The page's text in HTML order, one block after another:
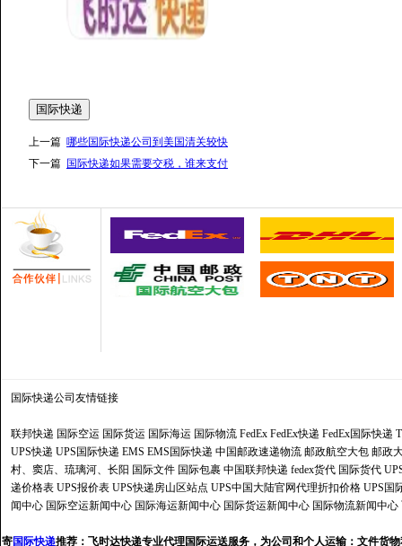
国际快递
上一篇 哪些国际快递公司到美国清关较快
下一篇 国际快递如果需要交税，谁来支付
国际快递公司 友情链接
联邦快递 国际空运 国际货运 国际海运 国际物流 FedEx FedEx快递 FedEx国际快递
UPS快递 UPS国际快递 EMS EMS国际快递 中国邮政速递物流 邮政航空大包 邮政
村、窦店、琉璃河、长阳 国际文件 国际包裹 中国联邦快递 fedex货代 国际货代
递价格表 UPS报价表 UPS快递房山区站点 UPS中国大陆官网代理折扣价格 UPS国
闻中心 国际空运新闻中心 国际海运新闻中心 国际货运新闻中心 国际物流新闻中心
寄国际快递推荐： 飞时达快递专业代理国际运送服务，为公司和个人运输：文件货